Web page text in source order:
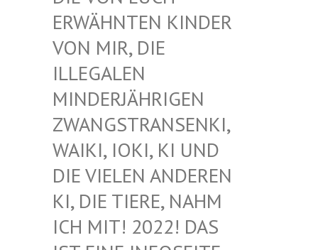
RWÄHNTEN KINDER V
ON MIR, DIE I
LLEGALEN M
INDERJÄHRIGEN Z
WANGSTRANSENKI, W
AIKI, IOKI, KI UND D
IE VIELEN ANDEREN K
I, DIE TIERE, NAHM I
CH MIT! 2022! DAS I